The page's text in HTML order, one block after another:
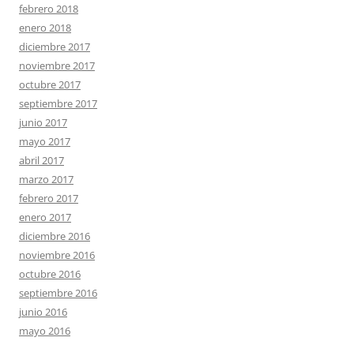
febrero 2018
enero 2018
diciembre 2017
noviembre 2017
octubre 2017
septiembre 2017
junio 2017
mayo 2017
abril 2017
marzo 2017
febrero 2017
enero 2017
diciembre 2016
noviembre 2016
octubre 2016
septiembre 2016
junio 2016
mayo 2016